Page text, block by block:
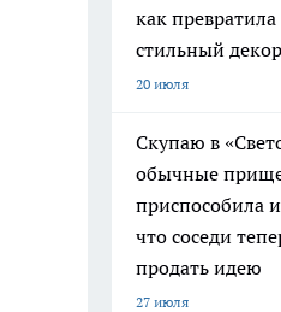
как
стильный
20 июля
Скупаю в
обычные
приспособила
что соседи
продать идею
27 июля